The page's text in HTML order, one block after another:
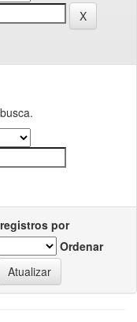
por
Ordenar